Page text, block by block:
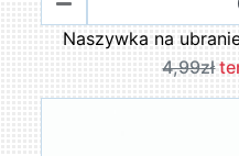
Naszywka na
4,99zł